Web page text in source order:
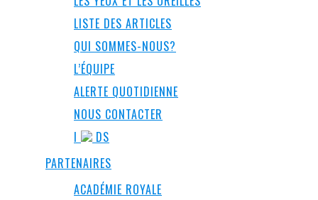
LISTE DES ARTICLES
QUI SOMMES-NOUS?
L’ÉQUIPE
ALERTE QUOTIDIENNE
NOUS CONTACTER
I
DS
PARTENAIRES
ACADÉMIE ROYALE